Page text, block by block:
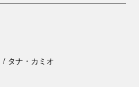
タナ・カミオ